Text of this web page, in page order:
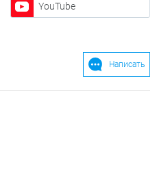
YouTube
Написать